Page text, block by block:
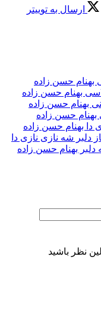
ارسال به توییتر
بهنام حسن زاده
بهنام حسن زاده
بهنام حسن زاده
بهنام حسن زاده
دا بهنام حسن زاده
دلبر شه نازی نازی دا
دلبر بهنام حسن زاده
نظر باشید